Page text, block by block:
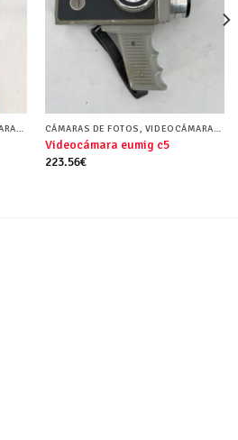
CÁMARAS DE FOTOS, VIDEOCÁMARAS Y FUNDAS CÁMARAS DE FOTOS, VIDEOCÁMARAS Y FUNDAS
Videocámara eumig c5
223.56€